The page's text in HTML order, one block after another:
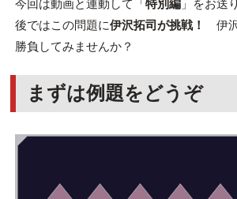
今回は動画と連動して「特別編」をお送
後ではこの問題に伊沢拓司が挑戦！
伊
勝負してみませんか？
まずは例題をどうぞ